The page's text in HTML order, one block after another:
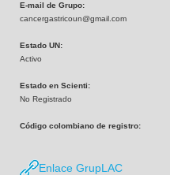
E-mail de Grupo:
cancergastricoun@gmail.com
Estado UN:
Activo
Estado en Scienti:
No Registrado
Código colombiano de registro:
Enlace GrupLAC